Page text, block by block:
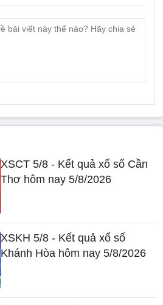
XSCT 5/8 - Kết quả xổ số Cần
Thơ hôm nay 5/8/2026
XSKH 5/8 - Kết quả xổ số
Khánh Hòa hôm nay 5/8/2026